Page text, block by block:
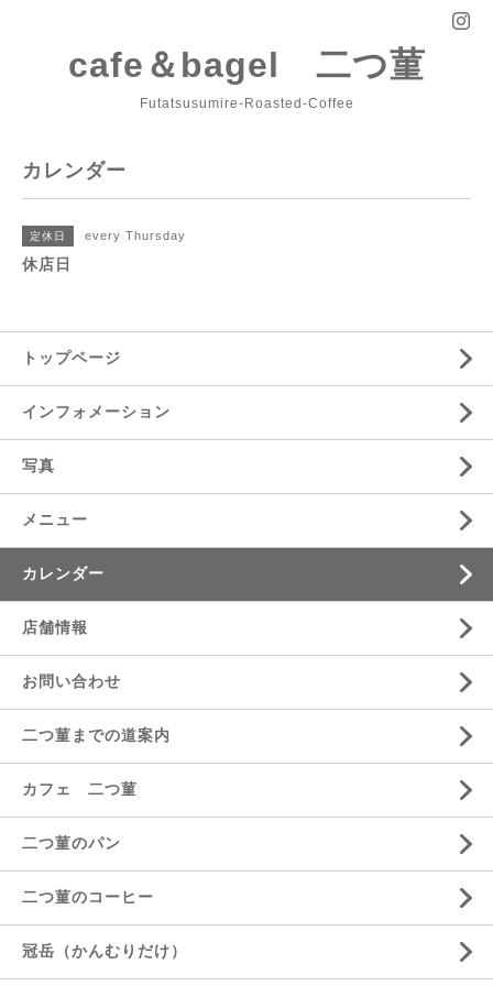
cafe＆bagel 二つ菫
Futatsusumire-Roasted-Coffee
カレンダー
定休日 every Thursday
休店日
トップページ
インフォメーション
写真
メニュー
カレンダー
店舗情報
お問い合わせ
二つ菫までの道案内
カフェ 二つ菫
二つ菫のパン
二つ菫のコーヒー
冠岳（かんむりだけ）